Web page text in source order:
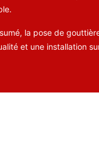
la pose de
et une installation